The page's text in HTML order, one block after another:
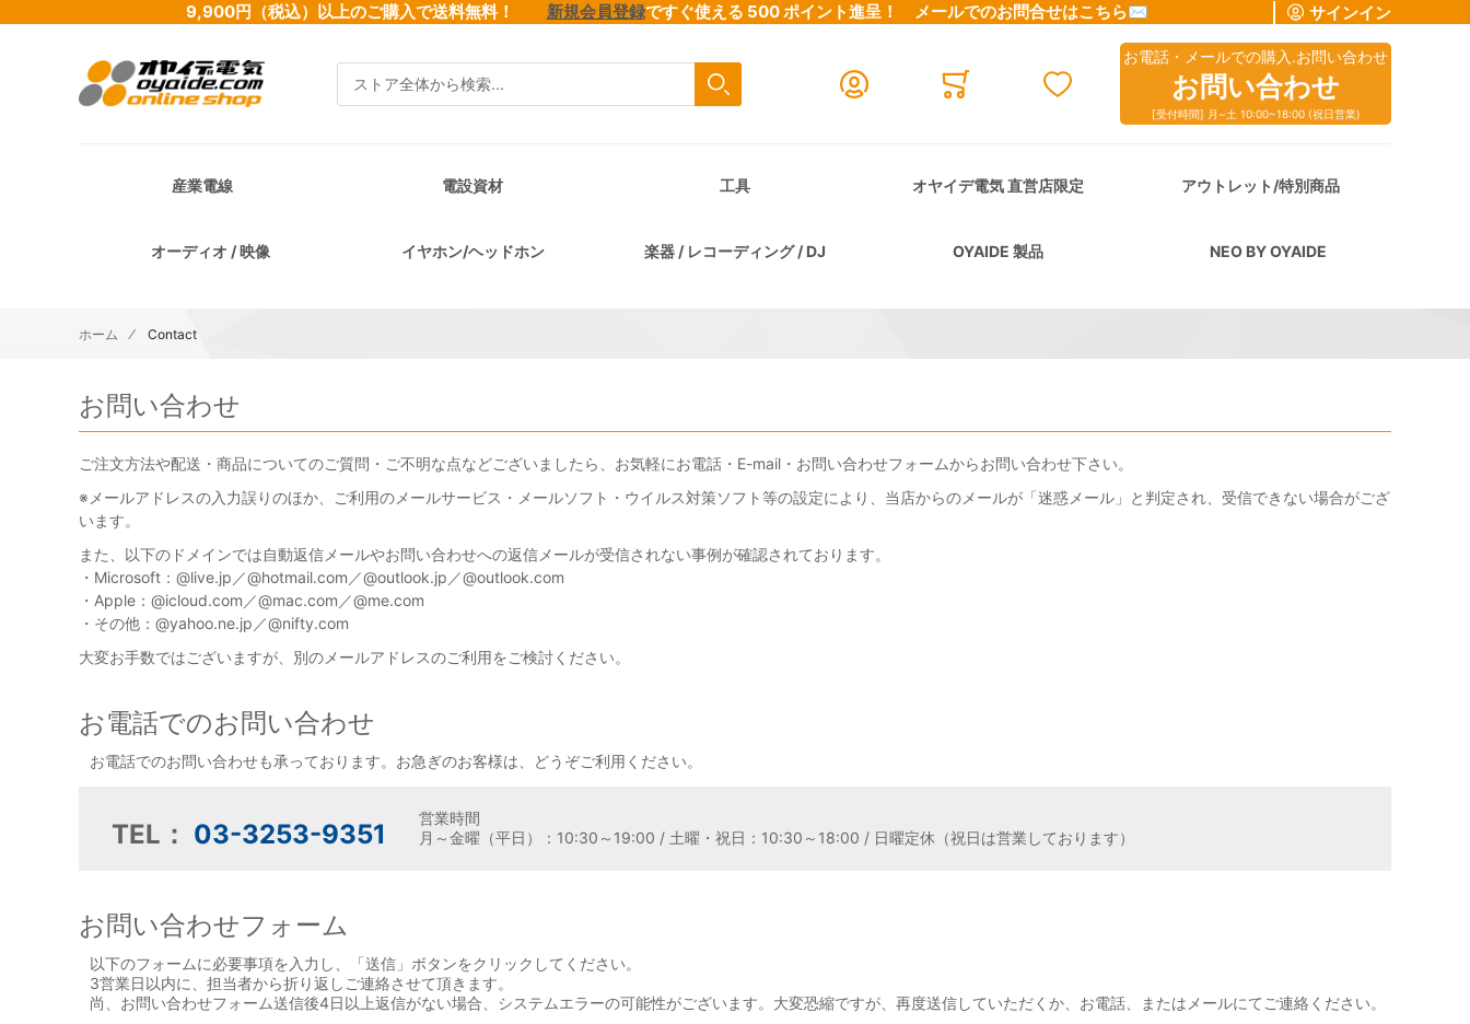
9,900円（税込）以上のご購入で送料無料！ 新規会員登録ですぐ使える 500 ポイント進呈！ メールでのお問合せはこちら✉ サインイン
検索
Close search
検索
お電話・メールでの購入.お問い合わせ
お問い合わせ
[受付時間] 月~土 10:00~18:00 (祝日営業)
産業電線 電設資材 工具 オヤイデ電気 直営店限定 アウトレット/特別商品
オーディオ / 映像 イヤホン/ヘッドホン 楽器 / レコーディング / DJ OYAIDE 製品 NEO BY OYAIDE
ホーム Contact
お問い合わせ
ご注文方法や配送・商品についてのご質問・ご不明な点などございましたら、お気軽にお電話・E-mail・お問い合わせフォームからお問い合わせ下さい。
※メールアドレスの入力誤りのほか、ご利用のメールサービス・メールソフト・ウイルス対策ソフト等の設定により、当店からのメールが「迷惑メール」と判定され、受信できない場合がござ
います。
また、以下のドメインでは自動返信メールやお問い合わせへの返信メールが受信されない事例が確認されております。
・Microsoft：@live.jp／@hotmail.com／@outlook.jp／@outlook.com
・Apple：@icloud.com／@mac.com／@me.com
・その他：@yahoo.ne.jp／@nifty.com
大変お手数ではございますが、別のメールアドレスのご利用をご検討ください。
お電話でのお問い合わせ
お電話でのお問い合わせも承っております。お急ぎのお客様は、どうぞご利用ください。
TEL： 03-3253-9351
営業時間
月～金曜（平日）：10:30～19:00 / 土曜・祝日：10:30～18:00 / 日曜定休（祝日は営業しております）
お問い合わせフォーム
以下のフォームに必要事項を入力し、「送信」ボタンをクリックしてください。
3営業日以内に、担当者から折り返しご連絡させて頂きます。
尚、お問い合わせフォーム送信後4日以上返信がない場合、システムエラーの可能性がございます。大変恐縮ですが、再度送信していただくか、お電話、またはメールにてご連絡ください。